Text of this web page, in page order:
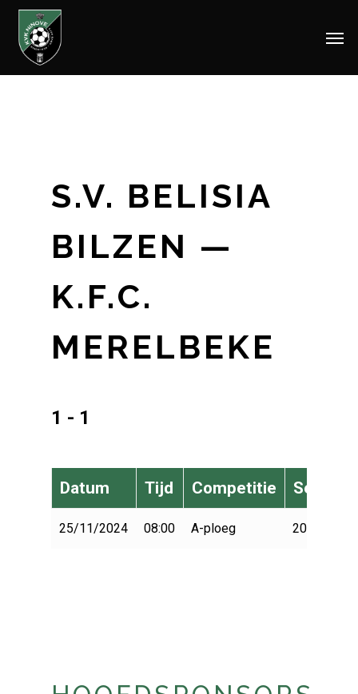
Skip
S.V. BELISIA
BILZEN —
K.F.C.
MERELBEKE
1 - 1
Datum Tijd Competitie Seizoen
25/11/2024 08:00 A-ploeg 2024-2025